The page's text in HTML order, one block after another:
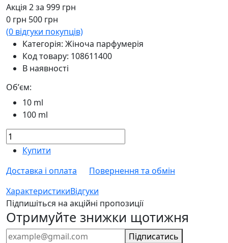
Акція 2 за 999 грн
0 грн 500 грн
(0 відгуки покупців)
Категорія: Жіноча парфумерія
Код товару: 108611400
В наявності
Обʼєм:
10 ml
100 ml
Купити
Доставка і оплата
Повернення та обмін
ХарактеристикиВідгуки
Підпишіться на акційні пропозиції
Отримуйте знижки щотижня
Підписатись